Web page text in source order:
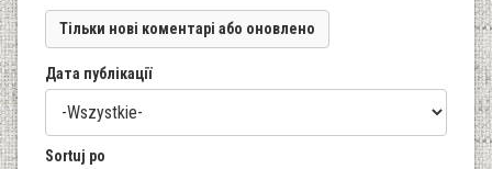
Тільки нові коментарі або оновлено
Дата публікації
Sortuj po